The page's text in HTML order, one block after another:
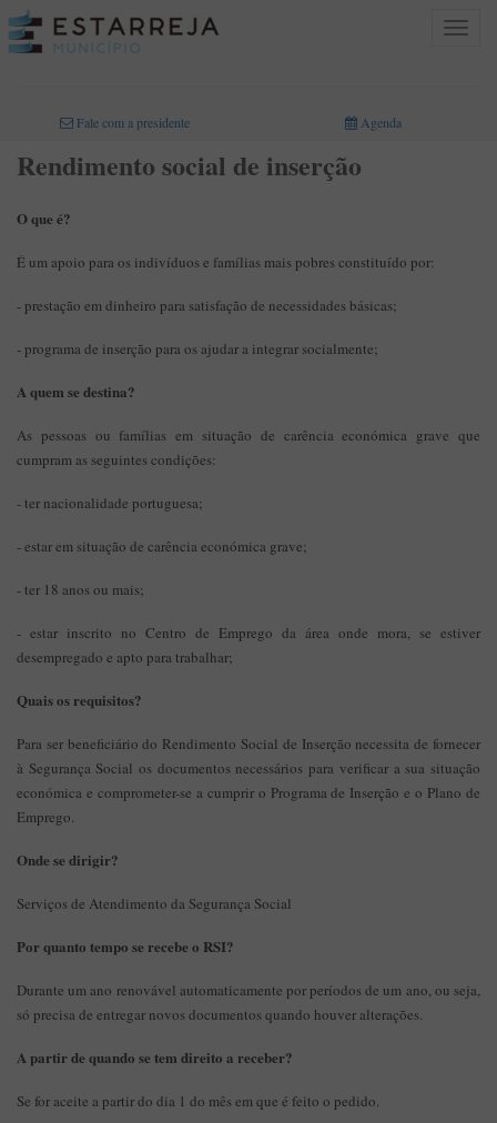
Toggle
Fale com a presidente Agenda
Rendimento social de inserção
O que é?
É um apoio para os indivíduos e famílias mais pobres constituído por:
- prestação em dinheiro para satisfação de necessidades básicas;
- programa de inserção para os ajudar a integrar socialmente;
A quem se destina?
As pessoas ou famílias em situação de carência económica grave que
cumpram as seguintes condições:
- ter nacionalidade portuguesa;
- estar em situação de carência económica grave;
- ter 18 anos ou mais;
- estar inscrito no Centro de Emprego da área onde mora, se estiver
desempregado e apto para trabalhar;
Quais os requisitos?
Para ser beneficiário do Rendimento Social de Inserção necessita de fornecer
à Segurança Social os documentos necessários para verificar a sua situação
económica e comprometer-se a cumprir o Programa de Inserção e o Plano de
Emprego.
Onde se dirigir?
Serviços de Atendimento da Segurança Social
Por quanto tempo se recebe o RSI?
Durante um ano renovável automaticamente por períodos de um ano, ou seja,
só precisa de entregar novos documentos quando houver alterações.
A partir de quando se tem direito a receber?
Se for aceite a partir do dia 1 do mês em que é feito o pedido.